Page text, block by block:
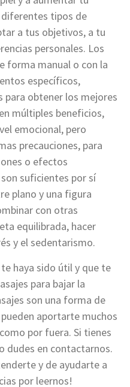
tipos de
a tus objetivos, a tu
personales. Los
forma manual o con la
específicos,
para obtener los mejores
múltiples beneficios,
emocional, pero
precauciones, para
o efectos
suficientes por sí
plano y una figura
con otras
equilibrada, hacer
y el sedentarismo.
haya sido útil y que te
para bajar la
son una forma de
aportarte muchos
por fuera. Si tienes
dudes en contactarnos.
y de ayudarte a
por leernos!